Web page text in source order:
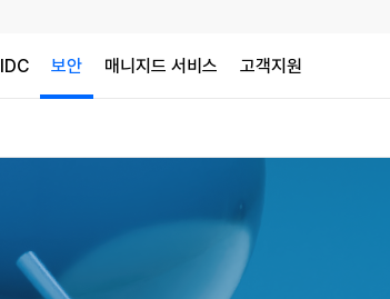
IDC 보안 매니지드 서비스 고객지원